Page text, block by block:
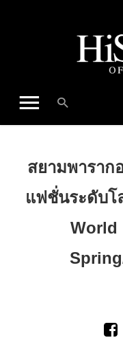
สยามพาราก
แฟชั่นระดับโ
World